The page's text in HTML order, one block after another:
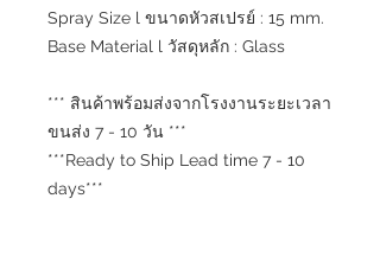
Spray Size l ขนาดหัวสเปรย์ : 15 mm.
Base Material l วัสดุหลัก : Glass
*** สินค้าพร้อมส่งจากโรงงานระยะเวลา
ขนส่ง 7 - 10 วัน ***
***Ready to Ship Lead time 7 - 10
days***